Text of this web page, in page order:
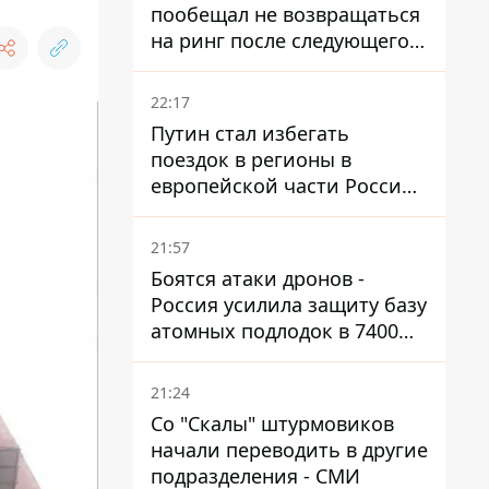
пообещал не возвращаться
на ринг после следующего
боя
22:17
Путин стал избегать
поездок в регионы в
европейской части России,
куда регулярно долетают
дроны
21:57
Боятся атаки дронов -
Россия усилила защиту базу
атомных подлодок в 7400
км от Украины
21:24
Со "Скалы" штурмовиков
начали переводить в другие
подразделения - СМИ